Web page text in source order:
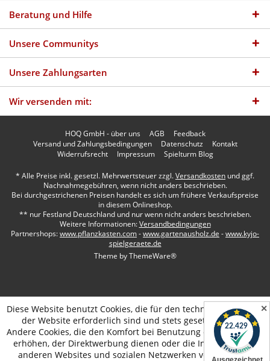
✕
Beratung und Hilfe
Unsere Communitys
Unsere Zahlungsarten
Wir versenden mit:
HOQ GmbH - über uns AGB
Feedback
Versand und Zahlungsbedingungen
Datenschutz
Kontakt
Widerrufsrecht
Impressum Spielturm Blog
* Alle Preise inkl. gesetzl. Mehrwertsteuer zzgl.Versandkosten und ggf.
Nachnahmegebühren, wenn nicht anders beschrieben.
Bei durchgestrichenen Preisen handelt es sich um frühere Verkaufspreise
in diesem Onlineshop.
** nur Festland Deutschland und nur wenn nicht anders beschrieben.
Weitere Informationen:Versandbedingungen
Partnershops:www.pflanzkasten.com-www.gartenausholz.de -www.kyjo-
spielgeraete.de
Theme byThemeWare®
Diese Website benutzt Cookies, die für den technischen Betrieb
der Website erforderlich sind und stets gesetzt werden.
Andere Cookies, die den Komfort bei Benutzung dieser Website
erhöhen, der Direktwerbung dienen oder die Interaktion mit
anderen Websites und sozialen Netzwerken vereinfachen